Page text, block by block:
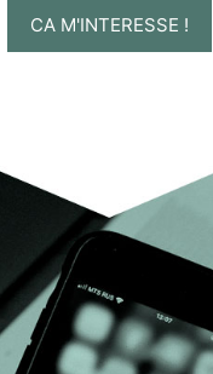
CA M'INTERESSE !